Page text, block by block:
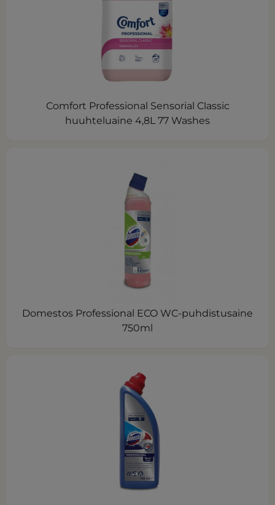
Comfort Professional Sensorial Classic
huuhteluaine 4,8L 77 Washes
Domestos Professional ECO WC-puhdistusaine
750ml